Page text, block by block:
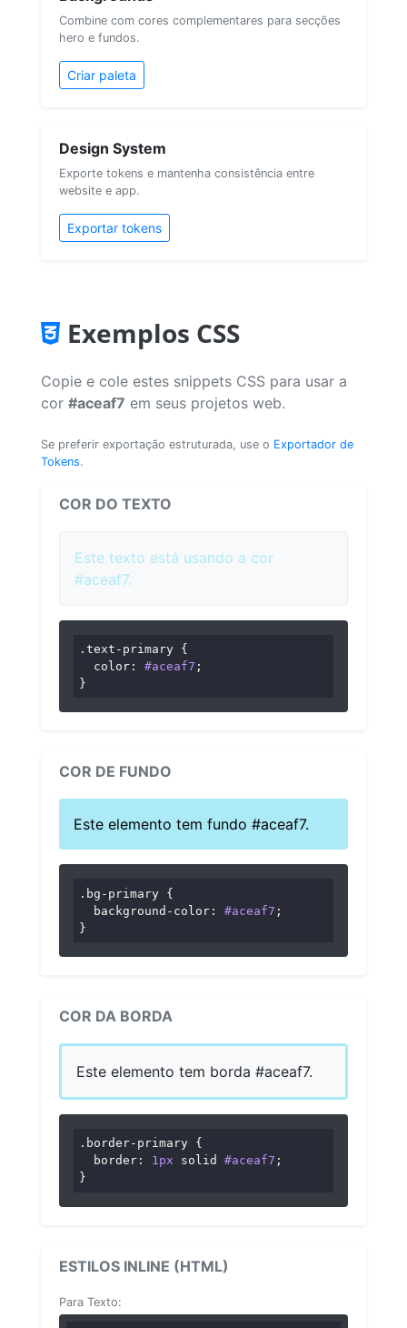
Combine com cores complementares para secções
hero e fundos.
Criar paleta
Design System
Exporte tokens e mantenha consistência entre
website e app.
Exportar tokens
Exemplos CSS
Copie e cole estes snippets CSS para usar a
cor #aceaf7 em seus projetos web.
Se preferir exportação estruturada, use o Exportador de
Tokens.
COR DO TEXTO
Este texto está usando a cor
#aceaf7.
.text-primary {
color : #aceaf7 ;
}
COR DE FUNDO
Este elemento tem fundo #aceaf7.
.bg-primary {
background-color : #aceaf7 ;
}
COR DA BORDA
Este elemento tem borda #aceaf7.
.border-primary {
border : 1px solid #aceaf7 ;
}
ESTILOS INLINE (HTML)
Para Texto: